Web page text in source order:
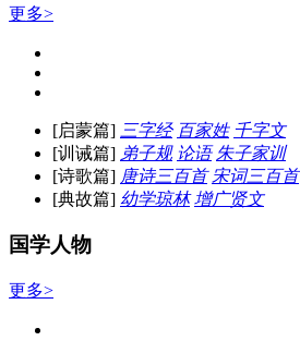
更多>
[启蒙篇] 三字经 百家姓 千字文
[训诫篇] 弟子规 论语 朱子家训
[诗歌篇] 唐诗三百首 宋词三百首
[典故篇] 幼学琼林 增广贤文
国学人物
更多>